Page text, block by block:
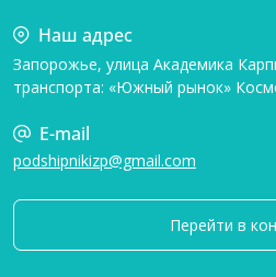
Наш адрес
Запорожье, улица Академика
транспорта: «Южный рынок»
E-mail
podshipnikizp@gmail.com
Перейти в